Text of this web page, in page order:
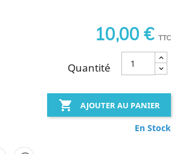
10,00 € TTC
Quantité
 AJOUTER AU PANIER
En Stock